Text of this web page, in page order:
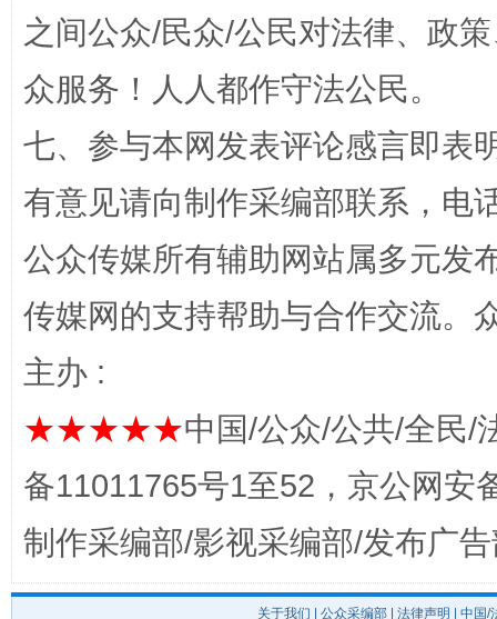
“蜀中异人”王建安的艺术幻境
完善运行机制助力责任有效落实 一纸欠
之间公众/民众/公民对法律、政
众服务！人人都作守法公民。
七、参与本网发表评论感言即表
有意见请向制作采编部联系，电
公众传媒所有辅助网站属多元发
传媒网的支持帮助与合作交流。
主办 :
★★★★★中国/公众/公共/全民/
备11011765号1至52，京公网安
制作采编部/影视采编部/发布广
关于我们 公众采编部 法律声明 | 中国